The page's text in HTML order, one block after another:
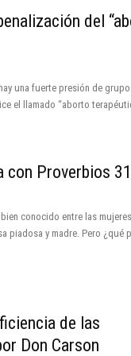
del
una fuerte presión de
el llamado “aborto
con Proverbios
bien conocido entre las mujeres
piadosa y madre. Pero ¿qué
de las
Don Carson